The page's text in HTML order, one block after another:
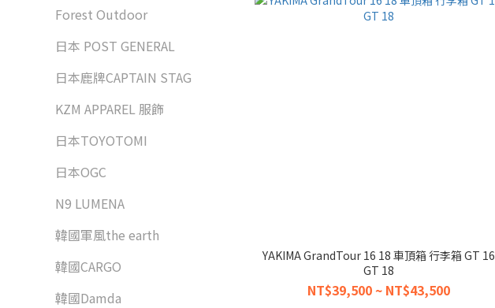
Forest Outdoor
日本 POST GENERAL
日本鹿牌CAPTAIN STAG
KZM APPAREL 服飾
日本TOYOTOMI
日本OGC
N9 LUMENA
韓國軍風the earth
韓國CARGO
韓國Damda
YAKIMA GrandTour 16 18 車頂箱 行李箱 GT 16
GT 18
NT$39,500 ~ NT$43,500